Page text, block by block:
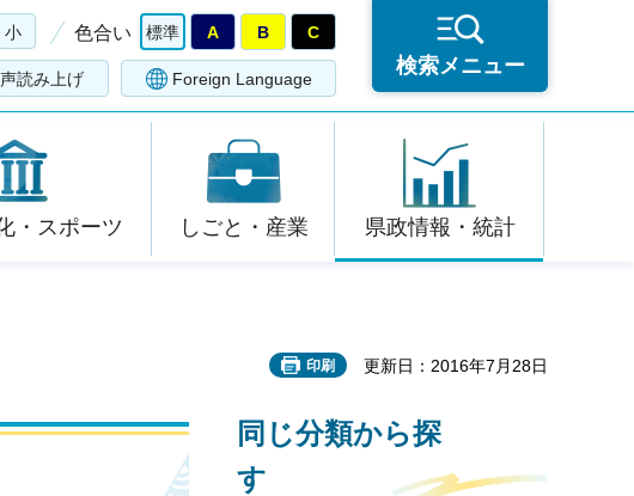
小 色合い 標準 A B C
読み上げ Foreign Language
検索メニュー
・スポーツ しごと・産業 県政情報・統計
印刷 更新日：2016年7月28日
同じ分類から探
す